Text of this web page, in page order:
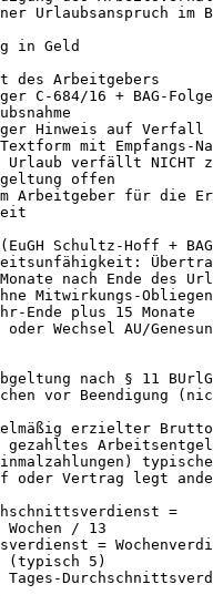
Urlaubsanspruch im
in Geld
des Arbeitgebers
C-684/16 + BAG-
Hinweis auf Verfall
mit Empfangs-
Urlaub verfällt NICHT
offen
Arbeitgeber für die
Schultz-Hoff +
nach Ende des
Mitwirkungs-
Ende plus 15 Monate
oder Wechsel AU/
nach § 11 BUrlG
vor Beendigung
erzielter
gezahltes
oder Vertrag legt
=
Wochen / 13
=
(typisch 5)
Tages-